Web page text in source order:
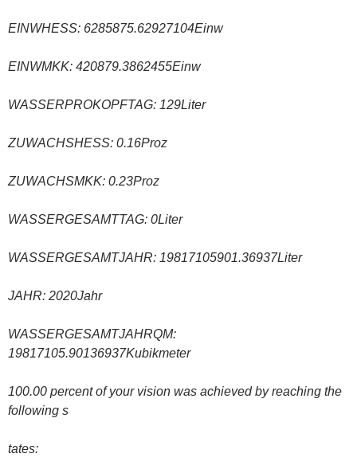
EINWHESS: 6285875.62927104Einw
EINWMKK: 420879.3862455Einw
WASSERPROKOPFTAG: 129Liter
ZUWACHSHESS: 0.16Proz
ZUWACHSMKK: 0.23Proz
WASSERGESAMTTAG: 0Liter
WASSERGESAMTJAHR: 19817105901.36937Liter
JAHR: 2020Jahr
WASSERGESAMTJAHRQM:
19817105.90136937Kubikmeter
100.00 percent of your vision was achieved by reaching the
following s
tates: